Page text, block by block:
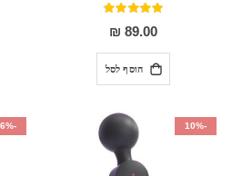
דירוג:
97%
89.00 ₪
הוסף לסל
-10%
-46%